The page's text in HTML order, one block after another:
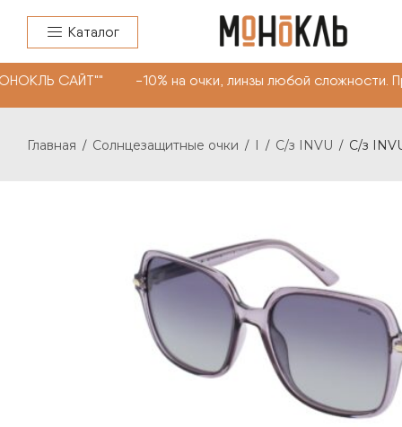
Каталог
САЙТ"" -10% на очки, линзы любой
Главная / Солнцезащитные очки / I / С/з INVU / С/з